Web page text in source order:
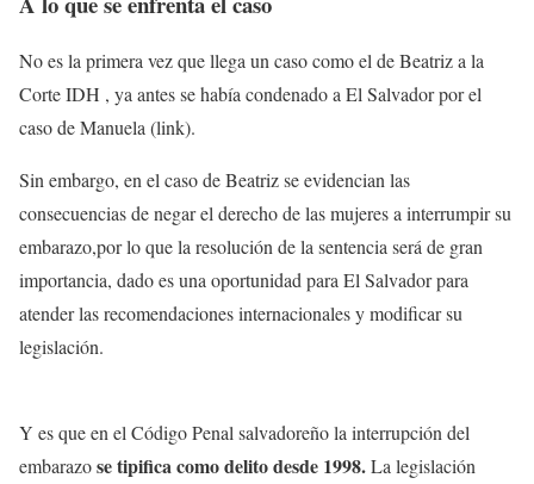
No es la primera vez que llega un caso como el de Beatriz a la
Corte IDH , ya antes se había condenado a El Salvador por el
caso de Manuela (link).
Sin embargo, en el caso de Beatriz se evidencian las
consecuencias de negar el derecho de las mujeres a interrumpir su
embarazo,por lo que la resolución de la sentencia será de gran
importancia, dado es una oportunidad para El Salvador para
atender las recomendaciones internacionales y modificar su
legislación.
Y es que en el Código Penal salvadoreño la interrupción del
embarazose tipifica como delito desde 1998.La legislación